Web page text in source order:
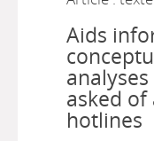
Aids
asked
hotlines